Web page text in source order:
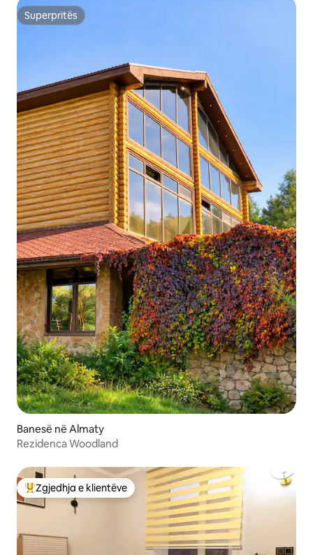
Superpritës
Superpritës
Banesë në Almaty
Rezidenca Woodland
Më të mirat e zgjedhjeve të klientëve
Zgjedhja e klientëve